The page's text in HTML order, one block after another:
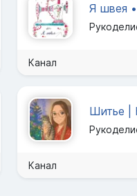
Я швея
Канал
Шитье |
Канал